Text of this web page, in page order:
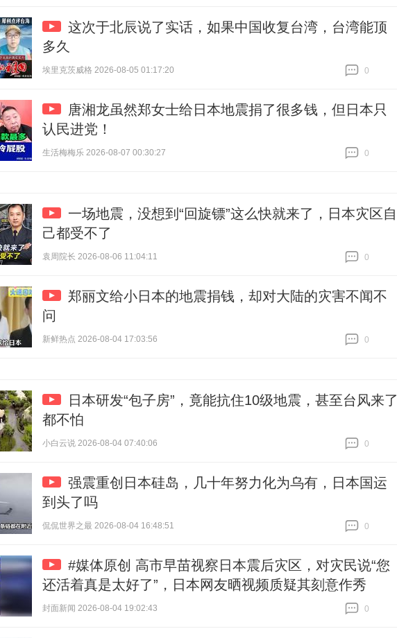
这次于北辰说了实话，如果中国收复台湾，台湾能顶
多久
埃里克茨威格 2026-08-05 01:17:20
0
唐湘龙虽然郑女士给日本地震捐了很多钱，但日本只
认民进党！
生活梅梅乐 2026-08-07 00:30:27
0
一场地震，没想到“回旋镖”这么快就来了，日本灾区自
己都受不了
袁周院长 2026-08-06 11:04:11
0
郑丽文给小日本的地震捐钱，却对大陆的灾害不闻不
问
新鲜热点 2026-08-04 17:03:56
0
日本研发“包子房”，竟能抗住10级地震，甚至台风来了
都不怕
小白云说 2026-08-04 07:40:06
0
强震重创日本硅岛，几十年努力化为乌有，日本国运
到头了吗
侃侃世界之最 2026-08-04 16:48:51
0
#媒体原创 高市早苗视察日本震后灾区，对灾民说“您
还活着真是太好了”，日本网友晒视频质疑其刻意作秀
封面新闻 2026-08-04 19:02:43
0